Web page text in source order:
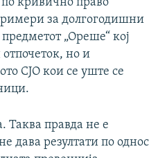
кривично право
за долгогодишни
„Ореше“ кој
но и
СЈО кои се уште се
Таква правда не е
дава резултати по однос